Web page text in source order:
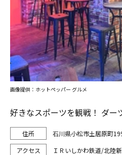
好きなスポーツを観戦！ ダー
石川県小松市土居原町
ＩＲいしかわ鉄道/北陸
画像提供：ホットペッパー グルメ